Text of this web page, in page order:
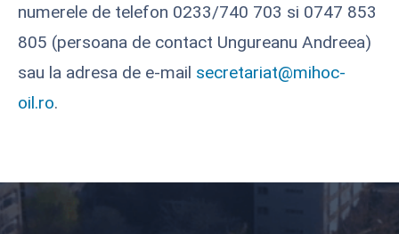
numerele de telefon 0233/740 703 si 0747 853
805 (persoana de contact Ungureanu Andreea)
sau la adresa de e-mail secretariat@mihoc-
oil.ro.